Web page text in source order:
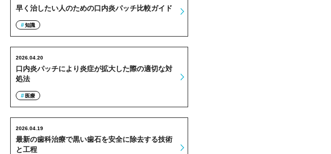
早く治したい人のための口内炎パッチ比較ガイド
知識
口内炎パッチにより炎症が拡大した際の適切な対
処法
2026.04.20
医療
最新の歯科治療で黒い歯石を安全に除去する技術
と工程
2026.04.19